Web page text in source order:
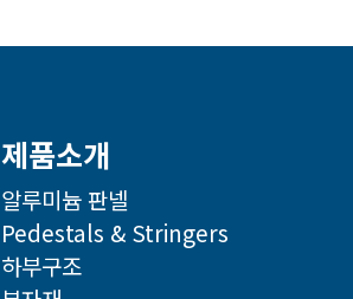
제품소개
알루미늄 판넬
Pedestals & Stringers
하부구조